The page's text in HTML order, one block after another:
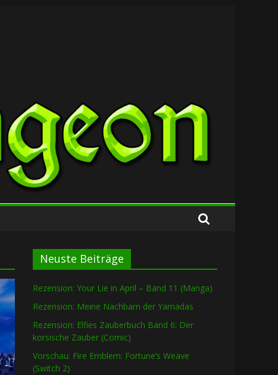
Neuste Beiträge
Rezension: Your Lie in April – Band 11 (Manga)
Rezension: Meine Nachbarn der Yamadas
Rezension: Elfies Zauberbuch Band 6: Der
korsische Zauber (Comic)
Vorschau: Fire Emblem: Fortune’s Weave
(Switch 2)